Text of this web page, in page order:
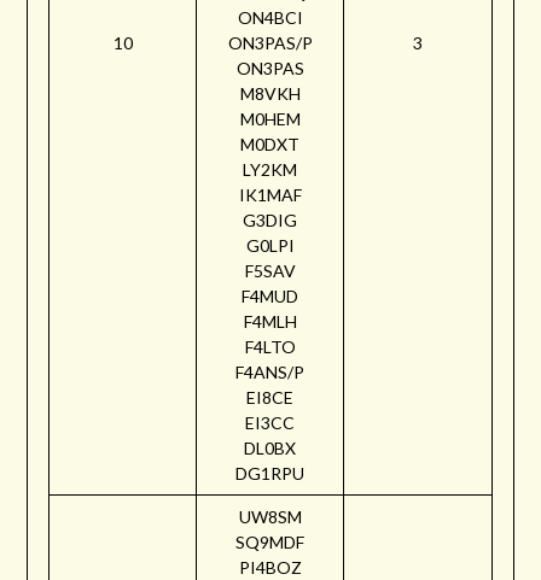
10
ON4BCI
ON3PAS/P
ON3PAS
M8VKH
M0HEM
M0DXT
LY2KM
IK1MAF
G3DIG
G0LPI
F5SAV
F4MUD
F4MLH
F4LTO
F4ANS/P
EI8CE
EI3CC
DL0BX
DG1RPU
3
UW8SM
SQ9MDF
PI4BOZ